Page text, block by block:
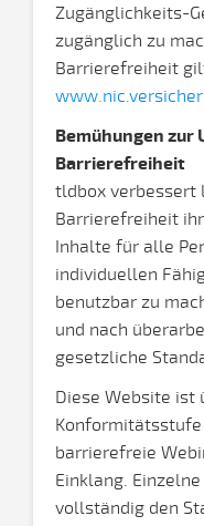
Zugänglichkeits-
zugänglich zu
Barrierefreiheit
Bemühungen
Barrierefreiheit
tldbox verbessert
Barrierefreiheit
Inhalte für alle
individuellen
benutzbar zu
und nach
gesetzliche
Diese Website ist
barrierefreie
Einklang.
vollständig den